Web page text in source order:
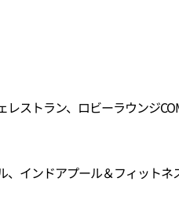
ストラン、ロビーラウンジ
、インドアプール＆フィット